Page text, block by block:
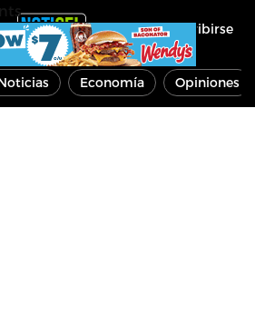
Inscribirse
Economía Opiniones